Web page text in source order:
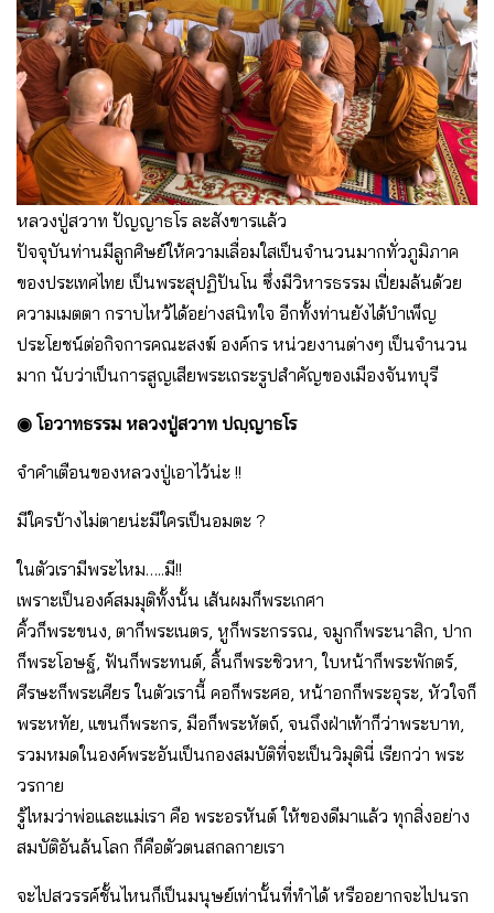
หลวงปู่สวาท ปัญญาธโร ละสังขารแล้ว
ปัจจุบันท่านมีลูกศิษย์ให้ความเลื่อมใสเป็นจำนวนมากทั่วภูมิภาค
ของประเทศไทย เป็นพระสุปฏิปันโน ซึ่งมีวิหารธรรม เปี่ยมล้นด้วย
ความเมตตา กราบไหว้ได้อย่างสนิทใจ อีกทั้งท่านยังได้บำเพ็ญ
ประโยชน์ต่อกิจการคณะสงฆ์ องค์กร หน่วยงานต่างๆ เป็นจำนวน
มาก นับว่าเป็นการสูญเสียพระเถระรูปสำคัญของเมืองจันทบุรี
◉ โอวาทธรรม หลวงปู่สวาท ปญฺญาธโร
จำคำเตือนของหลวงปู่เอาไว้น่ะ !!
มีใครบ้างไม่ตายน่ะมีใครเป็นอมตะ ?
ในตัวเรามีพระไหม…..มี!!
เพราะเป็นองค์สมมุติทั้งนั้น เส้นผมก็พระเกศา
คิ้วก็พระขนง, ตาก็พระเนตร, หูก็พระกรรณ, จมูกก็พระนาสิก, ปาก
ก็พระโอษฐ์, ฟันก็พระทนต์, ลิ้นก็พระชิวหา, ใบหน้าก็พระพักตร์,
ศีรษะก็พระเศียร ในตัวเรานี้ คอก็พระศอ, หน้าอกก็พระอุระ, หัวใจก็
พระหทัย, แขนก็พระกร, มือก็พระหัตถ์, จนถึงฝ่าเท้าก็ว่าพระบาท,
รวมหมดในองค์พระอันเป็นกองสมบัติที่จะเป็นวิมุตินี่ เรียกว่า พระ
วรกาย
รู้ไหมว่าพ่อและแม่เรา คือ พระอรหันต์ ให้ของดีมาแล้ว ทุกสิ่งอย่าง
สมบัติอันล้นโลก ก็คือตัวตนสกลกายเรา
จะไปสวรรค์ชั้นไหนก็เป็นมนุษย์เท่านั้นที่ทำได้ หรืออยากจะไปนรก